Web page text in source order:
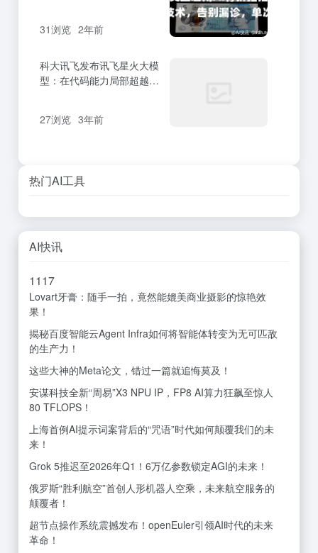
31浏览 2年前
科大讯飞发布讯飞星火大模
型：在代码能力局部超越
27浏览 3年前
热门AI工具
AI快讯
1117
Lovart牙膏：随手一拍，竟然能媲美商业摄影的惊艳效
果！
揭秘百度智能云Agent Infra如何将智能体转变为无可匹敌
的生产力！
这些大神的Meta论文，错过一篇就追悔莫及！
安谋科技全新“周易”X3 NPU IP，FP8 AI算力狂飙至惊人
80 TFLOPS！
上海首例AI提示词案背后的“咒语”时代如何颠覆我们的未
来！
Grok 5推迟至2026年Q1！6万亿参数锁定AGI的未来！
俄罗斯“胜利航空”首创人形机器人空乘，未来航空服务的
颠覆者！
超节点操作系统震撼发布！openEuler引领AI时代的未来
革命！